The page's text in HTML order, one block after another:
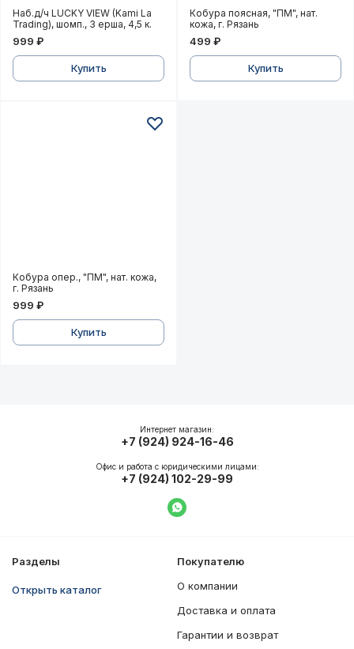
Наб.д/ч LUCKY VIEW (Kami La Trading), шомп., 3
Наб.д/ч LUCKY VIEW (Kami La
Trading), шомп., 3 ерша, 4,5 к.
999 ₽
Купить
Кобура поясная, "ПМ",
Кобура поясная, "ПМ", нат.
кожа, г. Рязань
499 ₽
Купить
Кобура опер., "ПМ", нат. кожа, г. Рязань
Кобура опер., "ПМ", нат. кожа,
г. Рязань
999 ₽
Купить
Разделы
Открыть каталог
Покупателю
О компании
Доставка и оплата
Гарантии и возврат
Интернет магазин:
+7 (924) 924-16-46
Офис и работа с юридическими лицами:
+7 (924) 102-29-99
Написать в WhatsApp